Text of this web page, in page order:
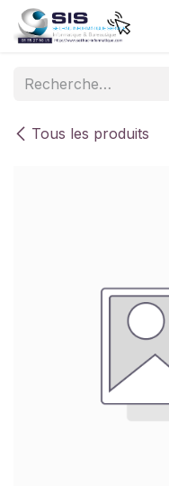
Se rendre au contenu
Tous les produits